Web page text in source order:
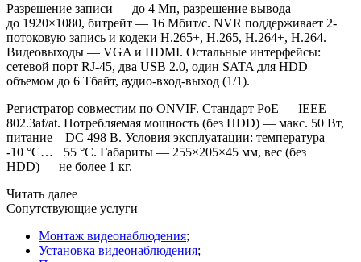
Разрешение записи — до 4 Мп, разрешение вывода —
до 1920×1080, битрейт — 16 Мбит/с. NVR поддерживает 2-
потоковую запись и кодеки H.265+, H.265, H.264+, H.264.
Видеовыходы — VGA и HDMI. Остальные интерфейсы:
сетевой порт RJ-45, два USB 2.0, один SATA для HDD
объемом до 6 Тбайт, аудио-вход-выход (1/1).
Регистратор совместим по ONVIF. Стандарт РоЕ — IEEE
802.3af/at. Потребляемая мощность (без HDD) — макс. 50 Вт,
питание – DC 498 В. Условия эксплуатации: температура —
-10 °C… +55 °C. Габариты — 255×205×45 мм, вес (без
HDD) — не более 1 кг.
Читать далее
Сопутствующие услуги
Монтаж видеонаблюдения;
Установка видеонаблюдения;